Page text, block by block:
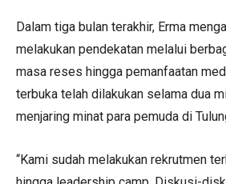
Dalam tiga bulan terakhir, Erma
melakukan pendekatan melalui
masa reses hingga pemanfaatan
terbuka telah dilakukan selama dua
menjaring minat para pemuda di
“Kami sudah melakukan rekrutmen